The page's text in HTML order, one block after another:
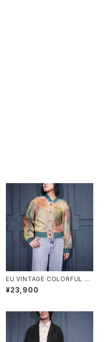
EU VINTAGE COLORFUL G
RADATION DESIGN LEATHE
R BLOUSON/ヨーロッパ古着
¥23,900